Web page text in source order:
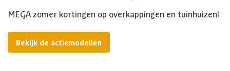
MEGA zomer kortingen op overkappingen en tuinhuizen!
Bekijk de actiemodellen